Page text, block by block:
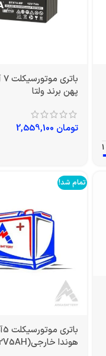
1
پهن برند ولتا
تومان
تمام شد!
هوندا خارجی(12V5AH)